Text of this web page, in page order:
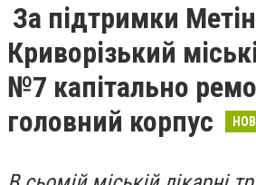
За підтримки
Криворізький
№7 капітально
головний корпус